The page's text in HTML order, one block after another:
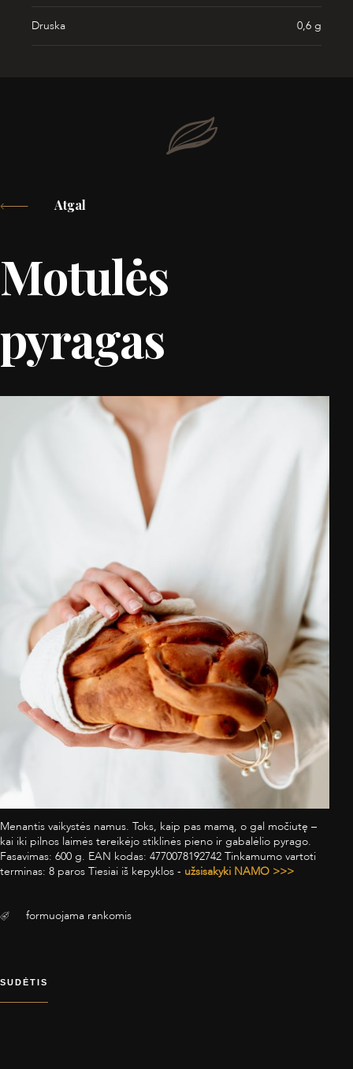
Druska 0,6 g
Atgal
Motulės
pyragas
Menantis vaikystės namus. Toks, kaip pas mamą, o gal močiutę –
kai iki pilnos laimės tereikėjo stiklinės pieno ir gabalėlio pyrago.
Fasavimas: 600 g. EAN kodas: 4770078192742 Tinkamumo vartoti
terminas: 8 paros Tiesiai iš kepyklos - užsisakyki NAMO >>>
formuojama rankomis
SUDĖTIS